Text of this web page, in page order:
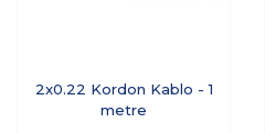
2x0.22 Kordon Kablo - 1
metre